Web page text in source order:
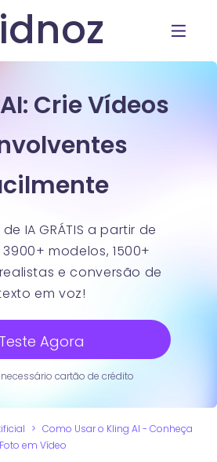
Crie Vídeos
IA GRÁTIS a partir de
modelos, 1500+
e conversão de
em voz!
Teste Agora
necessário cartão de crédito
> Como Usar o Kling AI - Conheça
em Vídeo